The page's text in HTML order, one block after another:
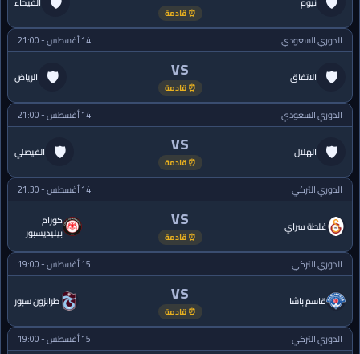
⏰ قادمة
الدوري السعودي 14 أغسطس - 21:00
🛡 الاتفاق VS
⏰ قادمة
الرياض 🛡
الدوري السعودي 14 أغسطس - 21:00
🛡 الهلال VS
⏰ قادمة
الفيصلي 🛡
الدوري التركي 14 أغسطس - 21:30
غلطة سراي VS
⏰ قادمة
كورام
بيليديسبور
الدوري التركي
15 أغسطس - 19:00
قاسم باشا VS
⏰ قادمة
طرابزون سبور
الدوري التركي 15 أغسطس - 19:00